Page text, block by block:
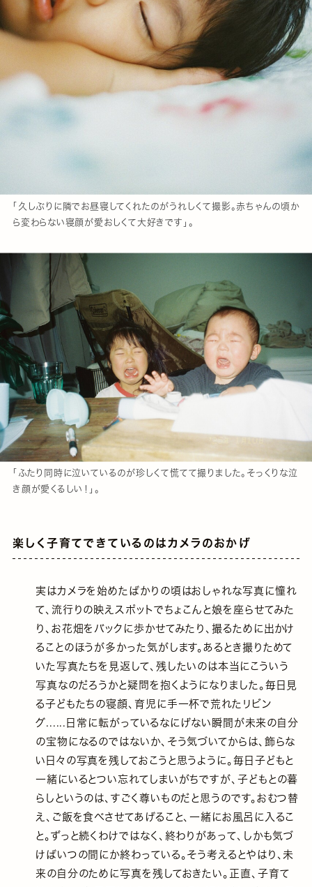
「久しぶりに隣でお昼寝してくれたのがうれしくて撮影。赤ちゃんの頃か
ら変わらない寝顔が愛おしくて大好きです」。
「ふたり同時に泣いているのが珍しくて慌てて撮りました。そっくりな泣
き顔が愛くるしい！」。
楽しく子育てできているのはカメラのおかげ
実はカメラを始めたばかりの頃はおしゃれな写真に憧れ
て、流行りの映えスポットでちょこんと娘を座らせてみた
り、お花畑をバックに歩かせてみたり、撮るために出かけ
ることのほうが多かった気がします。あるとき撮りためて
いた写真たちを見返して、残したいのは本当にこういう
写真なのだろうかと疑問を抱くようになりました。毎日見
る子どもたちの寝顔、育児に手一杯で荒れたリビン
グ......日常に転がっているなにげない瞬間が未来の自分
の宝物になるのではないか、そう気づいてからは、飾らな
い日々の写真を残しておこうと思うように。毎日子どもと
一緒にいるとつい忘れてしまいがちですが、子どもとの暮
らしというのは、すごく尊いものだと思うのです。おむつ替
え、ご飯を食べさせてあげること、一緒にお風呂に入るこ
と。ずっと続くわけではなく、終わりがあって、しかも気づ
けばいつの間にか終わっている。そう考えるとやはり、未
来の自分のために写真を残しておきたい。正直、子育て